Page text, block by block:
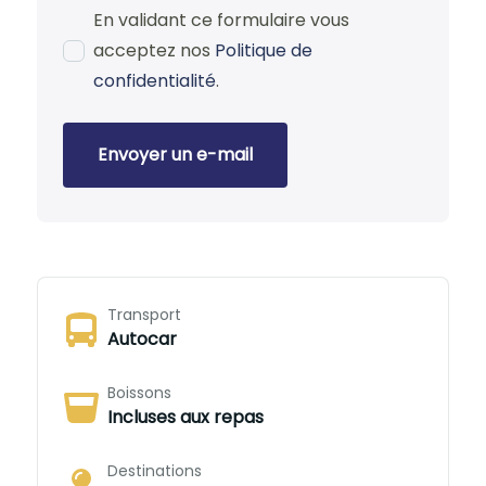
En validant ce formulaire vous
acceptez nos Politique de
confidentialité.
Envoyer un e-mail
Transport
Autocar
Boissons
Incluses aux repas
Destinations